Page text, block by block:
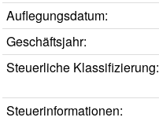
Auflegungsdatum:
Geschäftsjahr:
Steuerliche Klassifizierung:
Steuerinformationen: